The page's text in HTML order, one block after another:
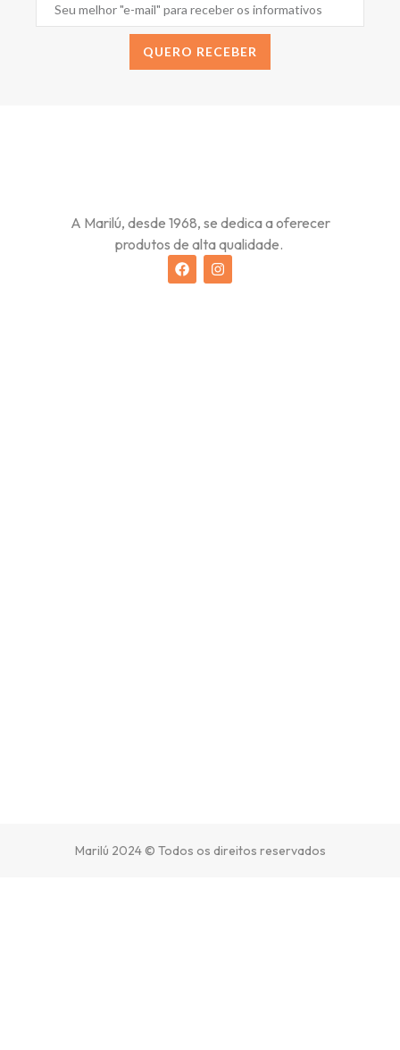
QUERO RECEBER
A Marilú, desde 1968, se dedica a oferecer
produtos de alta qualidade.
Marilú 2024 © Todos os direitos reservados